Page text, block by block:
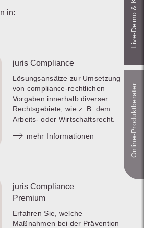
in:
juris Compliance
Lösungsansätze zur Umsetzung
von compliance-rechtlichen
Vorgaben innerhalb diverser
Rechtsgebiete, wie z. B. dem
Arbeits- oder Wirtschaftsrecht.
mehr Informationen
juris Compliance
Premium
Erfahren Sie, welche
Maßnahmen bei der Prävention
Online-Produkt­berater